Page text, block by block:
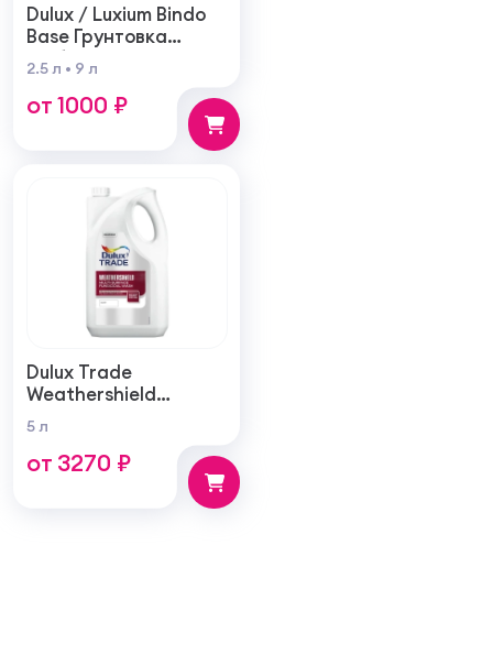
Dulux / Luxium Bindo
Base Грунтовка
глубокого
проникновения для
внутренних и
2.5 л • 9 л
от 1000 ₽
Dulux Trade
Weathershield
Грунтовка
фунгицидная против
грибка и плесени
5 л
от 3270 ₽